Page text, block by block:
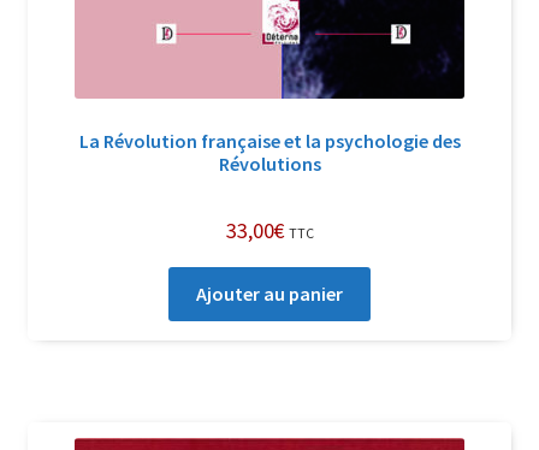
La Révolution française et la psychologie des
Révolutions
33,00€ TTC
Ajouter au panier